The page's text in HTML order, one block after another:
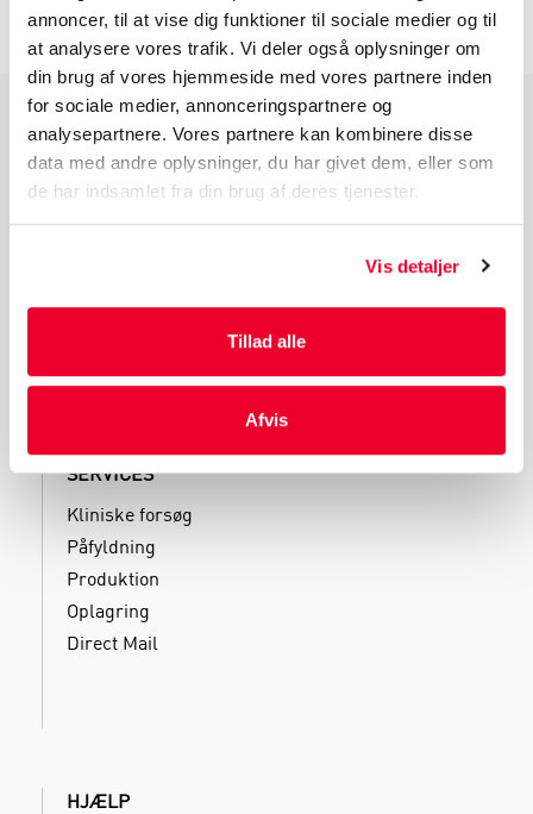
annoncer, til at vise dig funktioner til sociale medier og til
at analysere vores trafik. Vi deler også oplysninger om
din brug af vores hjemmeside med vores partnere inden
for sociale medier, annonceringspartnere og
analysepartnere. Vores partnere kan kombinere disse
data med andre oplysninger, du har givet dem, eller som
de har indsamlet fra din brug af deres tjenester.
Vis detaljer
Tillad alle
Afvis
PRODUKTGRUPPER
Industri Emballage
Reklame Emballage
Medicinsk Emballage
SERVICES
Kliniske forsøg
Påfyldning
Produktion
Oplagring
Direct Mail
HJÆLP